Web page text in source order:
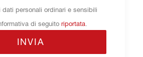
dati personali ordinari e sensibili
di seguito riportata.